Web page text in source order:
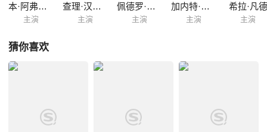
本·阿弗莱克
主演
查理·汉纳姆
主演
佩德罗·帕斯卡
主演
加内特·赫德兰
主演
希拉·凡德
主演
猜你喜欢